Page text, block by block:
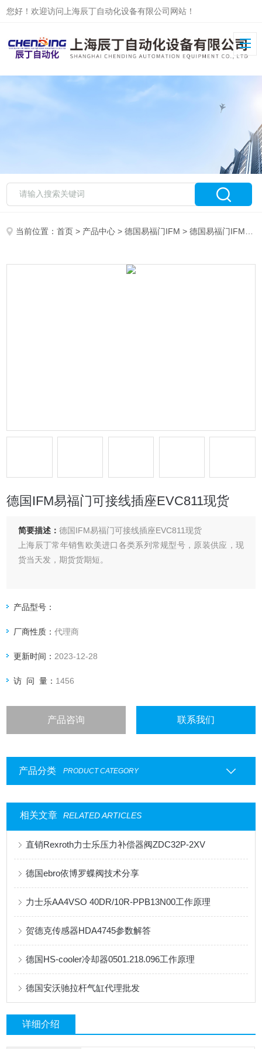
您好！欢迎访问上海辰丁自动化设备有限公司网站！
当前位置：首页 > 产品中心 >德国易福门IFM >德国易福门IFM现货系列
德国IFM易福门可接线插座EVC811现货
简要描述：德国IFM易福门可接线插座EVC811现货
上海辰丁常年销售欧美进口各类系列常规型号，原装供应，现
货当天发，期货货期短。
产品型号：
厂商性质：代理商
更新时间： 2023-12-28
访 问 量： 1456
产品咨询 联系我们
产品分类 PRODUCT CATEGORY
相关文章 RELATED ARTICLES
直销Rexroth力士乐压力补偿器阀ZDC32P-2XV
德国ebro依博罗蝶阀技术分享
力士乐AA4VSO 40DR/10R-PPB13N00工作原理
贺德克传感器HDA4745参数解答
德国HS-cooler冷却器0501.218.096工作原理
德国安沃驰拉杆气缸代理批发
详细介绍